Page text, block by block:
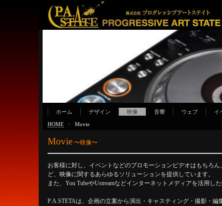
ホーム デザイン 映像 音響 ウェブ イ
HOME > Movie
Movie 〜映像〜
お客様に対し、イベントなどのプロモーションビデオはもちろ
ど、映像に関するあらゆるソリューションを提供しています。
また、You TubeやUstreamなどインターネットメディアを活用し
P.A.STETAは、企画の立案から演出・キャスティング・撮影・